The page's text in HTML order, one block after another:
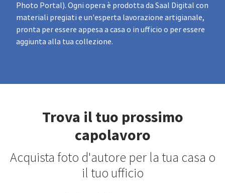
Photo Portal). Ogni opera è prodotta da Saal Digital con
materiali pregiati e un'esperta lavorazione artigianale,
pronta per essere appesa a casa o in ufficio o per essere
aggiunta alla tua collezione.
Trova il tuo prossimo
capolavoro
Acquista foto d'autore per la tua casa o
il tuo ufficio